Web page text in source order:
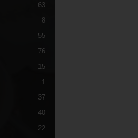
63
8
55
76
15
1
37
40
22